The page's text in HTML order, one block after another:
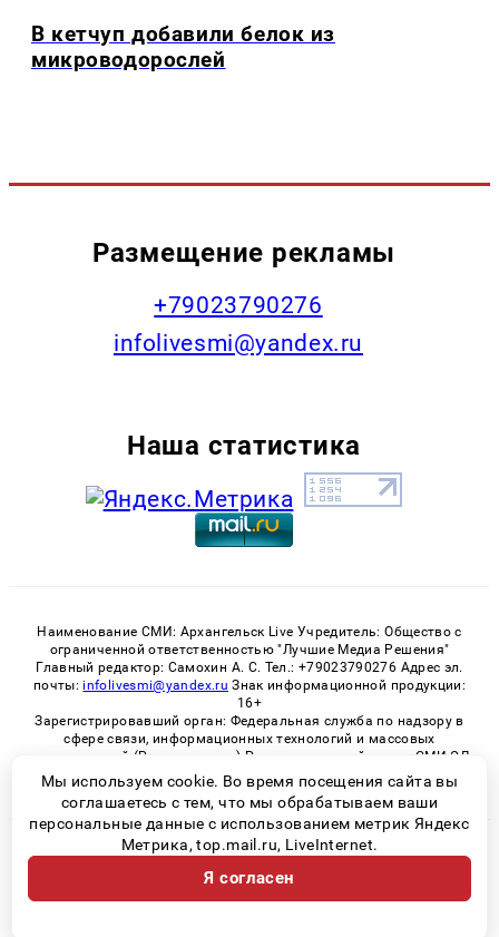
В кетчуп добавили белок из
микроводорослей
Размещение рекламы
+79023790276
infolivesmi@yandex.ru
Наша статистика
Наименование СМИ: Архангельск Live Учредитель: Общество с
ограниченной ответственностью "Лучшие Медиа Решения"
Главный редактор: Самохин А. С. Тел.: +79023790276 Адрес эл.
почты: infolivesmi@yandex.ru Знак информационной продукции:
16+
Зарегистрировавший орган: Федеральная служба по надзору в
сфере связи, информационных технологий и массовых
коммуникаций (Роскомнадзор) Регистрационный номер СМИ ЭЛ
№ ФС 77 - 82533 от 21.01.2022
© 2026 «Архангельск Live» | Все права защищены
Возрастная категория сайта 16+
Политика конфиденциальности
Мы используем cookie. Во время посещения сайта вы
соглашаетесь с тем, что мы обрабатываем ваши
персональные данные с использованием метрик Яндекс
Метрика, top.mail.ru, LiveInternet.
Я согласен